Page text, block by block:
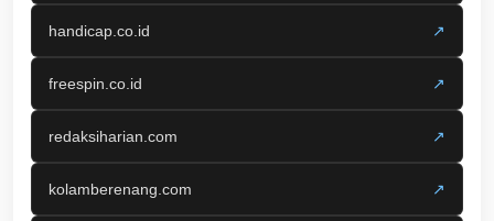
handicap.co.id ↗
freespin.co.id ↗
redaksiharian.com ↗
kolamberenang.com ↗